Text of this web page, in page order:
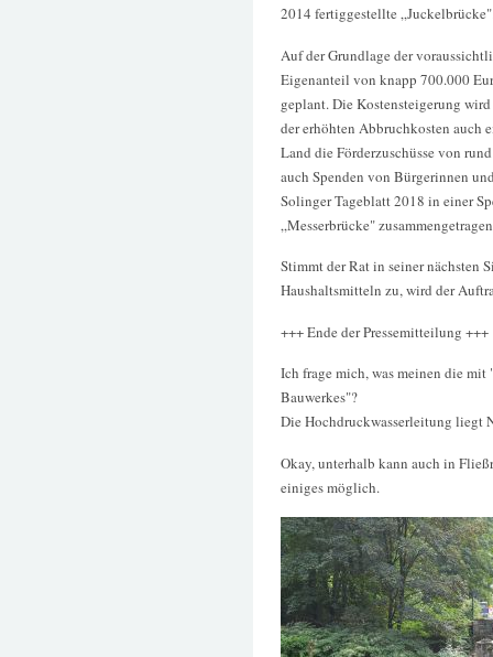
2014 fertiggestellte
Auf der Grundlage der
Eigenanteil von knapp 700.000
geplant. Die Kostensteigerung
der erhöhten Abbruchkosten auch
Land die Förderzuschüsse von
auch Spenden von Bürgerinnen
Solinger Tageblatt 2018 in einer
„Messerbrücke"
Stimmt der Rat in seiner nächsten
Haushaltsmitteln zu, wird der
+++ Ende der Pressemitteilung +++
Ich frage mich, was meinen die
Bauwerkes"?
Die Hochdruckwasserleitung liegt
Okay, unterhalb kann auch in
einiges möglich.